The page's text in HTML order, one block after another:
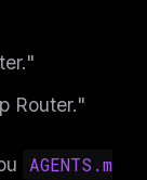
Router."
AGENTS.m